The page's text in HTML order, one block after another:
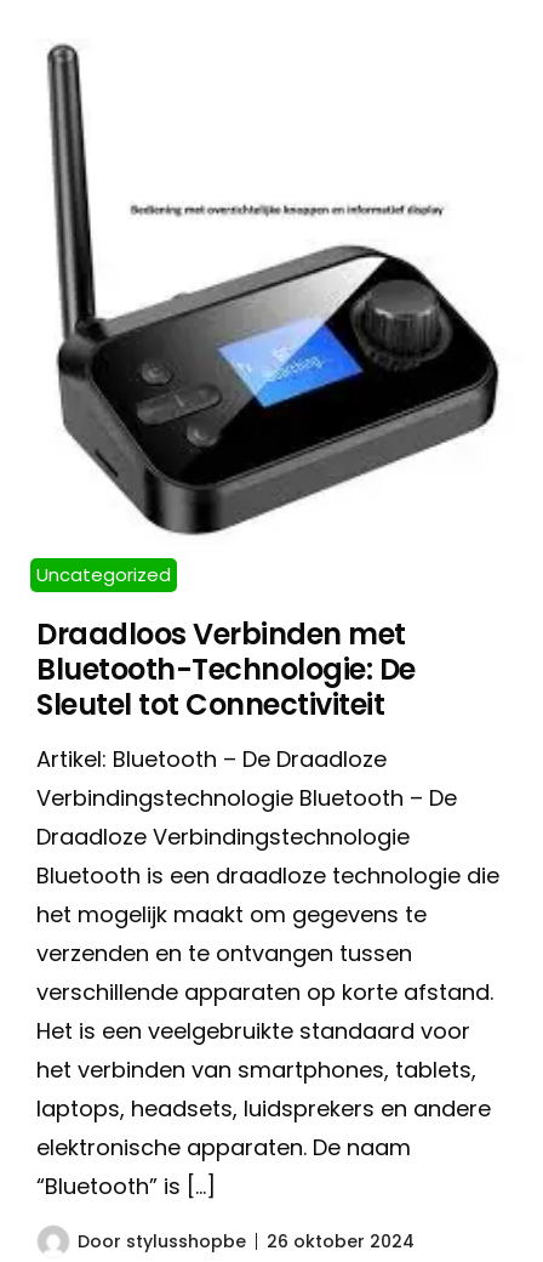
Uncategorized
Draadloos Verbinden met
Bluetooth-Technologie: De
Sleutel tot Connectiviteit
Artikel: Bluetooth – De Draadloze
Verbindingstechnologie Bluetooth – De
Draadloze Verbindingstechnologie
Bluetooth is een draadloze technologie die
het mogelijk maakt om gegevens te
verzenden en te ontvangen tussen
verschillende apparaten op korte afstand.
Het is een veelgebruikte standaard voor
het verbinden van smartphones, tablets,
laptops, headsets, luidsprekers en andere
elektronische apparaten. De naam
“Bluetooth” is […]
Door stylusshopbe 26 oktober 2024